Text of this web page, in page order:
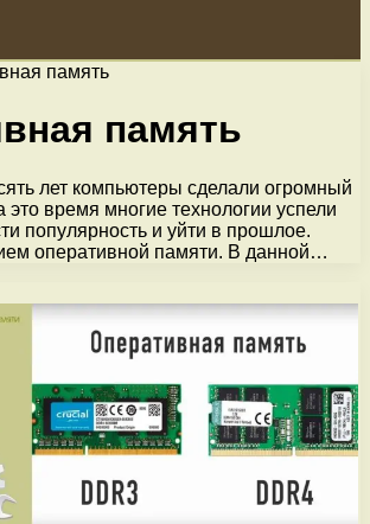
память
память
лет компьютеры сделали огромный
это время многие технологии успели
популярность и уйти в прошлое.
оперативной памяти. В данной…